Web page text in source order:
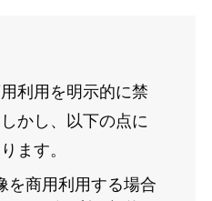
利用を明示的に禁
かし、以下の点に
ます。
を商用利用する場合